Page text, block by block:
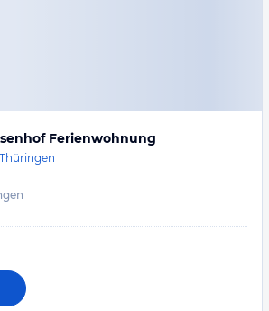
Ferienwohnung
Thüringen